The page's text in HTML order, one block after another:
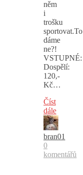
něm
i
trošku
sportovat.To
dáme
ne?!
VSTUPNÉ:
Dospělí:
120,-
Kč…
Číst
dále
bran01
0
komentářů